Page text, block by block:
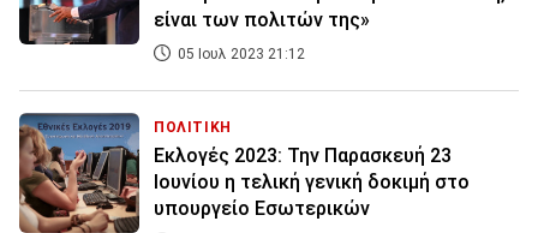
είναι των πολιτών της»
05 Ιουλ 2023 21:12
ΠΟΛΙΤΙΚΗ
Εκλογές 2023: Την Παρασκευή 23
Ιουνίου η τελική γενική δοκιμή στο
υπουργείο Εσωτερικών